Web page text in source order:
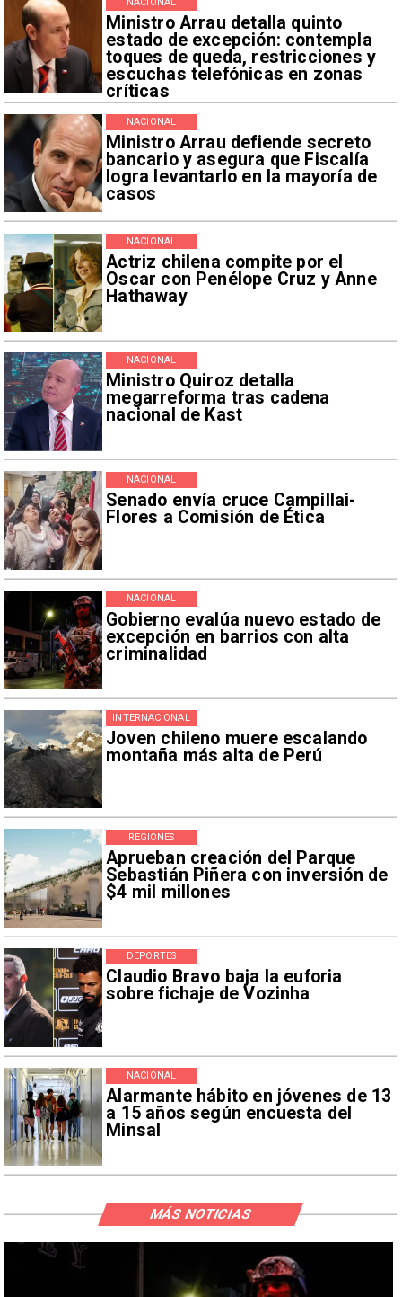
Ministro Arrau detalla quinto
estado de excepción: contempla
toques de queda, restricciones y
escuchas telefónicas en zonas
críticas
NACIONAL
Ministro Arrau defiende secreto
bancario y asegura que Fiscalía
logra levantarlo en la mayoría de
casos
NACIONAL
Actriz chilena compite por el
Oscar con Penélope Cruz y Anne
Hathaway
NACIONAL
Ministro Quiroz detalla
megarreforma tras cadena
nacional de Kast
NACIONAL
Senado envía cruce Campillai-
Flores a Comisión de Ética
NACIONAL
Gobierno evalúa nuevo estado de
excepción en barrios con alta
criminalidad
NACIONAL
Joven chileno muere escalando
montaña más alta de Perú
INTERNACIONAL
Aprueban creación del Parque
Sebastián Piñera con inversión de
$4 mil millones
REGIONES
Claudio Bravo baja la euforia
sobre fichaje de Vozinha
DEPORTES
Alarmante hábito en jóvenes de 13
a 15 años según encuesta del
Minsal
NACIONAL
MÁS NOTICIAS